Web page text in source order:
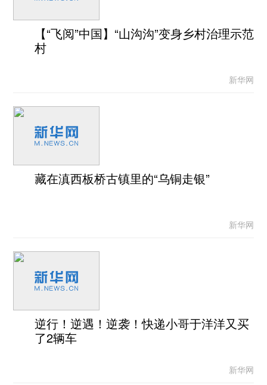
【“飞阅”中国】“山沟沟”变身乡村治理示范
村
新华网
藏在滇西板桥古镇里的“乌铜走银”
新华网
逆行！逆遇！逆袭！快递小哥于洋洋又买
了2辆车
新华网